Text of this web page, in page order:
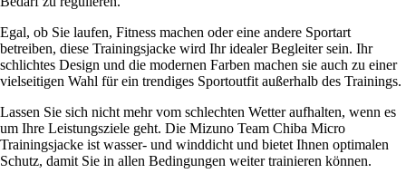
Egal, ob Sie laufen, Fitness machen oder eine andere Sportart
betreiben, diese Trainingsjacke wird Ihr idealer Begleiter sein. Ihr
schlichtes Design und die modernen Farben machen sie auch zu einer
vielseitigen Wahl für ein trendiges Sportoutfit außerhalb des Trainings.
Lassen Sie sich nicht mehr vom schlechten Wetter aufhalten, wenn es
um Ihre Leistungsziele geht. Die Mizuno Team Chiba Micro
Trainingsjacke ist wasser- und winddicht und bietet Ihnen optimalen
Schutz, damit Sie in allen Bedingungen weiter trainieren können.